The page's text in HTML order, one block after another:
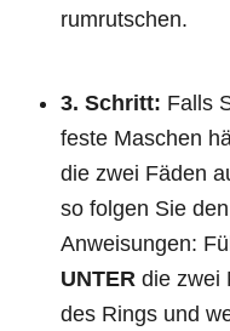
rumrutschen.
3. Schritt: Falls
feste Maschen
die zwei Fäden
so folgen Sie
Anweisungen:
UNTER die zwei
des Rings und